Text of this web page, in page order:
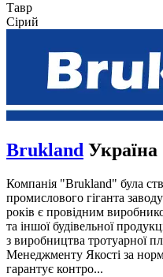
Тавр
Сірий
Brukland Україна
Компанія "Brukland" була
промислового гіганта
років є провідним
та іншої будівельної
з виробництва тротуарної
Менеджменту Якості за
гарантує контро...